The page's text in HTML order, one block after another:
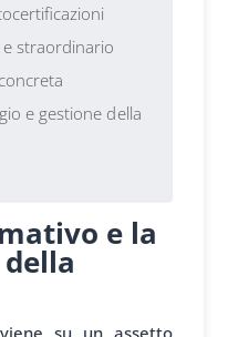
straordinario
e gestione della
e la